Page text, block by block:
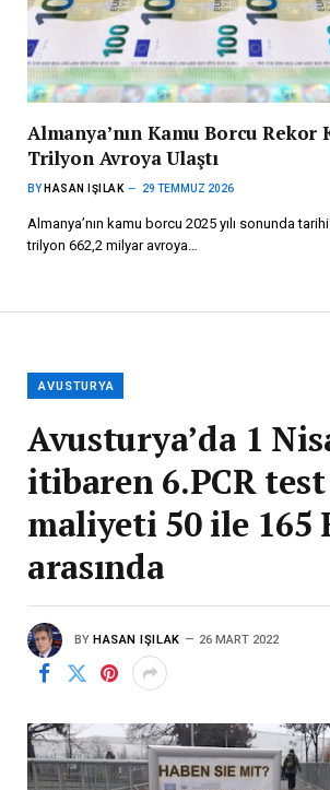
Almanya’nın Kamu Borcu Rekor
Trilyon Avroya Ulaştı
BY HASAN IŞILAK 29 TEMMUZ 2026
Almanya’nın kamu borcu 2025 yılı sonunda
trilyon 662,2 milyar avroya…
AVUSTURYA
Avusturya’da 1
itibaren 6.PCR test
maliyeti 50 ile 165
arasında
BY HASAN IŞILAK 26 MART 2022